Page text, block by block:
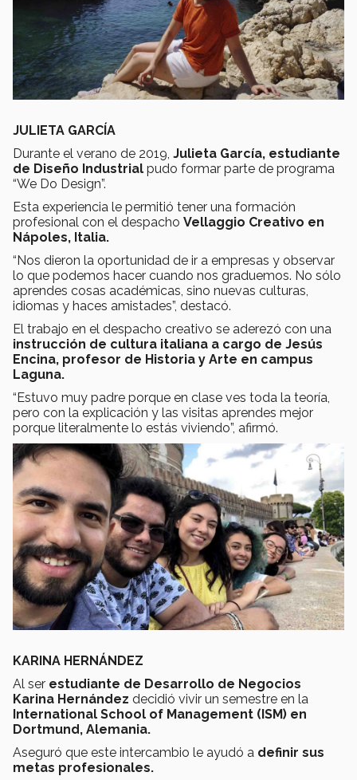
JULIETA GARCÍA
Durante el verano de 2019, Julieta García, estudiante
de Diseño Industrial pudo formar parte de programa
“We Do Design”.
Esta experiencia le permitió tener una formación
profesional con el despacho Vellaggio Creativo en
Nápoles, Italia.
“Nos dieron la oportunidad de ir a empresas y observar
lo que podemos hacer cuando nos graduemos. No sólo
aprendes cosas académicas, sino nuevas culturas,
idiomas y haces amistades”, destacó.
El trabajo en el despacho creativo se aderezó con una
instrucción de cultura italiana a cargo de Jesús
Encina, profesor de Historia y Arte en campus
Laguna.
“Estuvo muy padre porque en clase ves toda la teoría,
pero con la explicación y las visitas aprendes mejor
porque literalmente lo estás viviendo”, afirmó.
KARINA HERNÁNDEZ
Al ser estudiante de Desarrollo de Negocios
Karina Hernández decidió vivir un semestre en la
International School of Management (ISM) en
Dortmund, Alemania.
Aseguró que este intercambio le ayudó a definir sus
metas profesionales.